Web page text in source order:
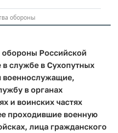
обороны
Российской
службе в Сухопутных
военнослужащие,
в органах
и воинских частях
проходившие военную
лица гражданского